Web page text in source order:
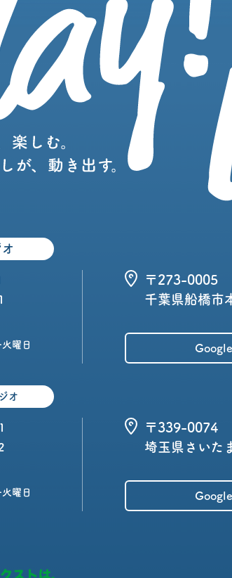
曜日
〒273-0005
千葉県船橋市
オ
曜日
〒339-0074
埼玉県さいた